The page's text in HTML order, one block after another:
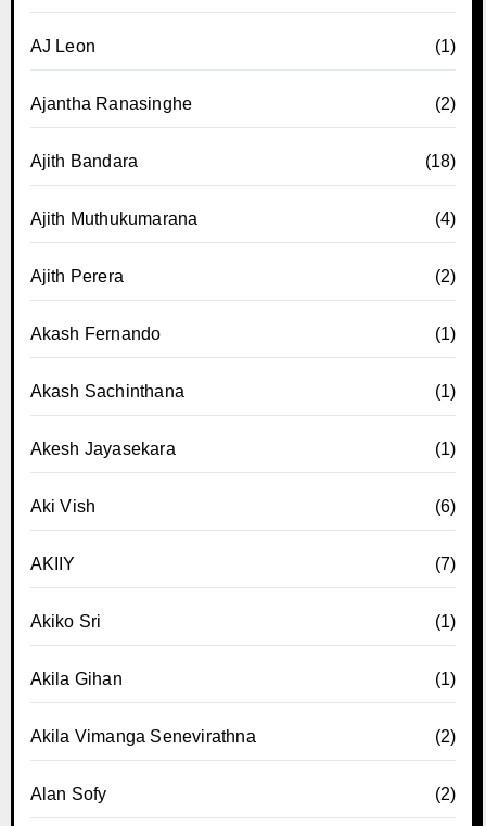
AJ Leon (1)
Ajantha Ranasinghe (2)
Ajith Bandara (18)
Ajith Muthukumarana (4)
Ajith Perera (2)
Akash Fernando (1)
Akash Sachinthana (1)
Akesh Jayasekara (1)
Aki Vish (6)
AKIIY (7)
Akiko Sri (1)
Akila Gihan (1)
Akila Vimanga Senevirathna (2)
Alan Sofy (2)